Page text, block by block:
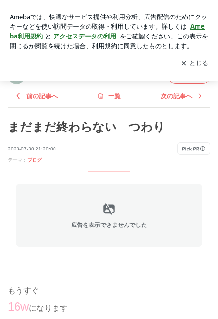
記録
アプリをダウンロードして ブログの更新通知
を受け取りまし
ょう。
開く
前の記事へ 一覧 次の記事へ
まだまだ終わらない つわり
2023-07-30 21:20:00
テーマ： ブログ
広告を表示できませんでした
もうすぐ
16wになります